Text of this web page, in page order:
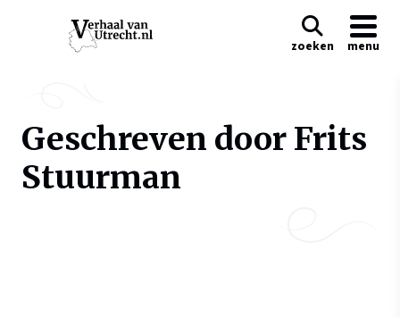
zoeken menu
Geschreven door Frits
Stuurman